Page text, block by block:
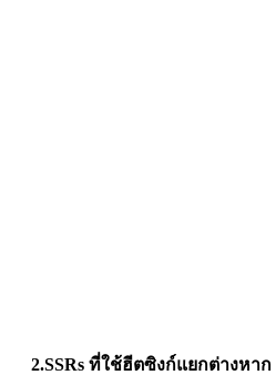
2.SSRs ที่ใช้ฮีตซิงก์แยกต่างหาก